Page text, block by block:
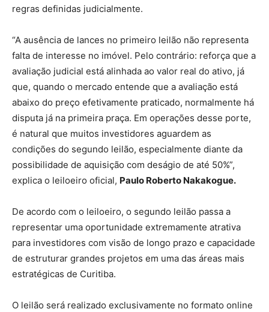
regras definidas judicialmente.
“A ausência de lances no primeiro leilão não representa
falta de interesse no imóvel. Pelo contrário: reforça que a
avaliação judicial está alinhada ao valor real do ativo, já
que, quando o mercado entende que a avaliação está
abaixo do preço efetivamente praticado, normalmente há
disputa já na primeira praça. Em operações desse porte,
é natural que muitos investidores aguardem as
condições do segundo leilão, especialmente diante da
possibilidade de aquisição com deságio de até 50%”,
explica o leiloeiro oficial, Paulo Roberto Nakakogue.
De acordo com o leiloeiro, o segundo leilão passa a
representar uma oportunidade extremamente atrativa
para investidores com visão de longo prazo e capacidade
de estruturar grandes projetos em uma das áreas mais
estratégicas de Curitiba.
O leilão será realizado exclusivamente no formato online